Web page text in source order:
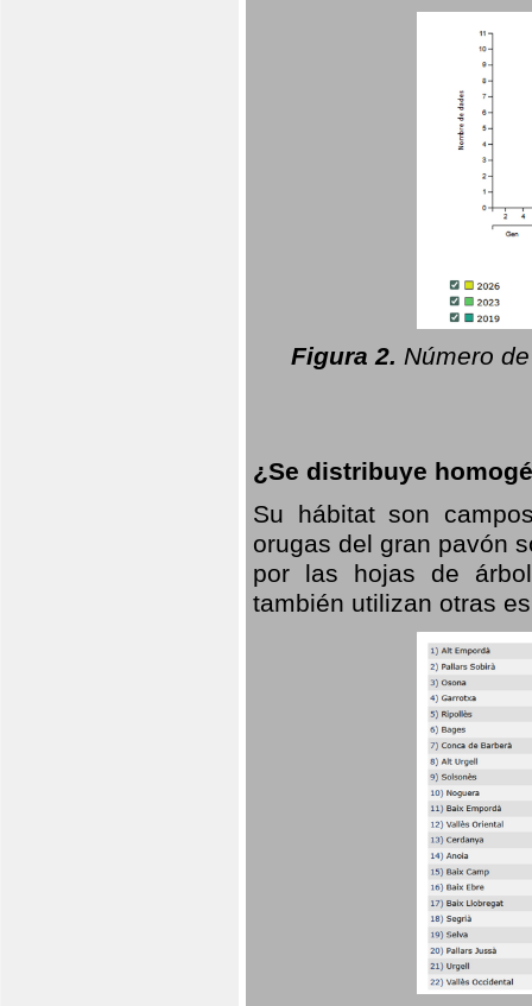
Figura 2. Número
¿Se distribuye
Su hábitat son
orugas del gran pavón
por las hojas de
también utilizan otras